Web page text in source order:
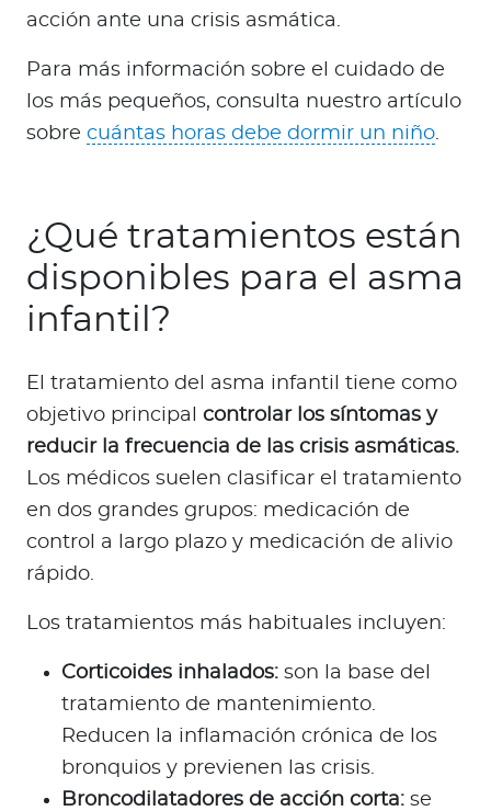
acción ante una crisis asmática.
Para más información sobre el cuidado de
los más pequeños, consulta nuestro artículo
sobre cuántas horas debe dormir un niño.
¿Qué tratamientos están
disponibles para el asma
infantil?
El tratamiento del asma infantil tiene como
objetivo principal controlar los síntomas y
reducir la frecuencia de las crisis asmáticas.
Los médicos suelen clasificar el tratamiento
en dos grandes grupos: medicación de
control a largo plazo y medicación de alivio
rápido.
Los tratamientos más habituales incluyen:
Corticoides inhalados: son la base del
tratamiento de mantenimiento.
Reducen la inflamación crónica de los
bronquios y previenen las crisis.
Broncodilatadores de acción corta: se